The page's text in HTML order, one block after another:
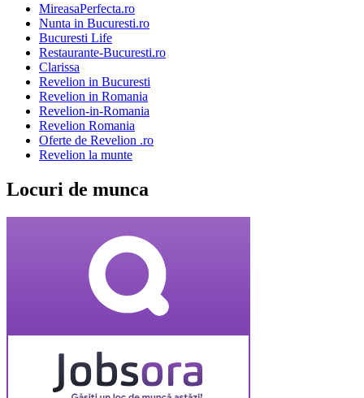
MireasaPerfecta.ro
Nunta in Bucuresti.ro
Bucuresti Life
Restaurante-Bucuresti.ro
Clarissa
Revelion in Bucuresti
Revelion in Romania
Revelion-in-Romania
Revelion Romania
Oferte de Revelion .ro
Revelion la munte
Locuri de munca